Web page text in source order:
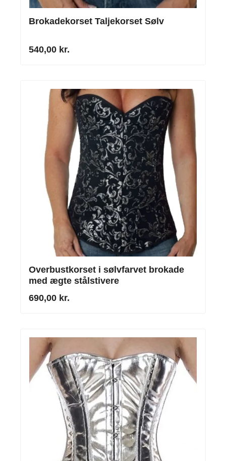
Brokadekorset Taljekorset Sølv
540,00 kr.
Overbustkorset i sølvfarvet brokade
med ægte stålstivere
690,00 kr.